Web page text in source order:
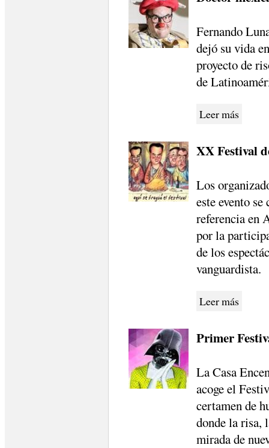
Fernando
dejó su vida
proyecto de
de
Leer más
XX Festival
Los
este evento
referencia en
por la
de los
vanguardista.
Leer más
Primer
La Casa
acoge el
certamen de
donde la risa,
mirada de